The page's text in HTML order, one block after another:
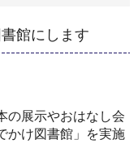
館にします
の展示やおはなし会
かけ図書館」を実施